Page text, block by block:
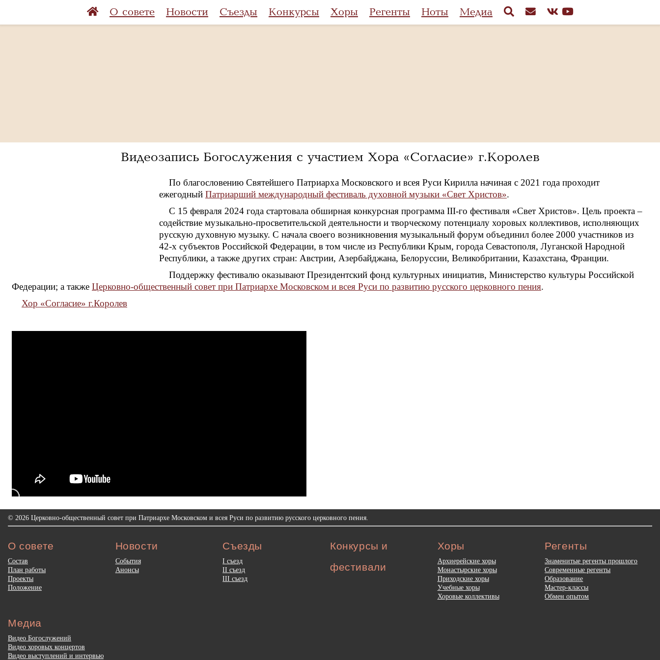
О совете Новости Съезды Конкурсы Хоры Регенты Ноты Медиа
Видеозапись Богослужения с участием Хора «Согласие» г.Королев
По благословению Святейшего Патриарха Московского и всея Руси Кирилла начиная с 2021 года проходит
ежегодный Патриарший международный фестиваль духовной музыки «Свет Христов».
С 15 февраля 2024 года стартовала обширная конкурсная программа III-го фестиваля «Свет Христов». Цель проекта –
содействие музыкально-просветительской деятельности и творческому потенциалу хоровых коллективов, исполняющих
русскую духовную музыку. С начала своего возникновения музыкальный форум объединил более 2000 участников из
42-х субъектов Российской Федерации, в том числе из Республики Крым, города Севастополя, Луганской Народной
Республики, а также других стран: Австрии, Азербайджана, Белоруссии, Великобритании, Казахстана, Франции.
Поддержку фестивалю оказывают Президентский фонд культурных инициатив, Министерство культуры Российской
Федерации; а также Церковно-общественный совет при Патриархе Московском и всея Руси по развитию русского церковного пения.
Хор «Согласие» г.Королев
© 2026 Церковно-общественный совет при Патриархе Московском и всея Руси по развитию русского церковного пения.
О совете
Состав
План работы
Проекты
Положение
Новости
События
Анонсы
Съезды
I съезд
II съезд
III съезд
Конкурсы и
фестивали
Хоры
Архиерейские хоры
Монастырские хоры
Приходские хоры
Учебные хоры
Хоровые коллективы
Регенты
Знаменитые регенты прошлого
Современные регенты
Образование
Мастер-классы
Обмен опытом
Медиа
Видео Богослужений
Видео хоровых концертов
Видео выступлений и интервью